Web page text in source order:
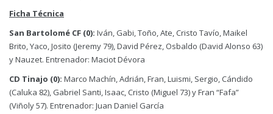
Ficha Técnica
San Bartolomé CF (0): Iván, Gabi, Toño, Ate, Cristo Tavío, Maikel
Brito, Yaco, Josito (Jeremy 79), David Pérez, Osbaldo (David Alonso 63)
y Nauzet. Entrenador: Maciot Dévora
CD Tinajo (0): Marco Machín, Adrián, Fran, Luismi, Sergio, Cándido
(Caluka 82), Gabriel Santi, Isaac, Cristo (Miguel 73) y Fran “Fafa”
(Viñoly 57). Entrenador: Juan Daniel García